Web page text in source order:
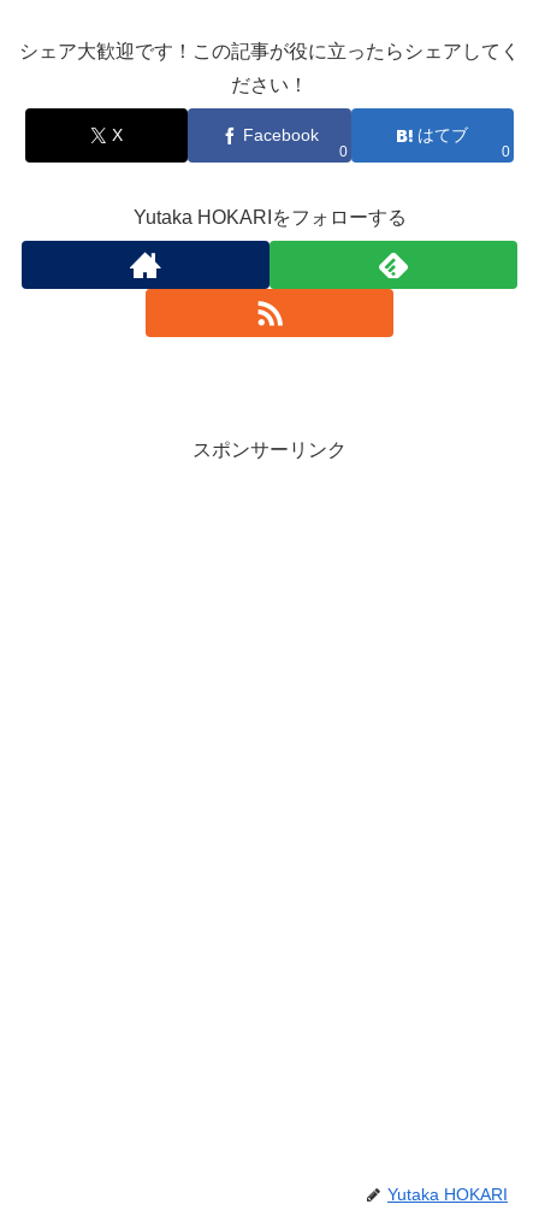
シェア大歓迎です！この記事が役に立ったらシェアしてく
ださい！
X Facebook
0
はてブ
0
Yutaka HOKARIをフォローする
スポンサーリンク
Yutaka HOKARI